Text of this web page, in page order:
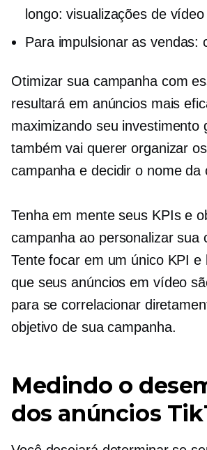
longo: visualizações de vídeo
Para impulsionar as vendas:
Otimizar sua campanha com
resultará em anúncios mais
maximizando seu investimento
também vai querer organizar
campanha e decidir o nome da
Tenha em mente seus KPIs e
campanha ao personalizar sua
Tente focar em um único KPI e
que seus anúncios em vídeo
para se correlacionar
objetivo de sua campanha.
Medindo o
dos anúncios